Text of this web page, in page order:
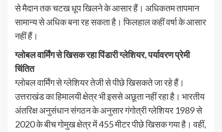
से मैदान तक चटख धूप खिलने के आसार हैं। अधिकतम तापमान
सामान्य से अधिक बना रह सकता है। फिलहाल कहीं वर्षा के आसार
नहीं हैं।
ग्लोबल वार्मिंग से खिसक रहा पिंडारी ग्लेशियर, पर्यावरण प्रेमी
चिंतित
ग्लोबल वार्मिंग से ग्लेशियर तेजी से पीछे खिसकते जा रहे हैं।
उत्तराखंड का हिमालयी क्षेत्र भी इससे अछूता नहीं रहा है। भारतीय
अंतरिक्ष अनुसंधान संगठन के अनुसार गंगोत्री ग्लेशियर 1989 से
2020 के बीच गोमुख क्षेत्र में 455 मीटर पीछे खिसक गया है। वहीं,